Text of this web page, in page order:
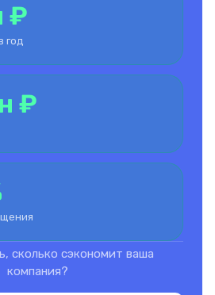
₽
год
₽
сколько сэкономит ваша
компания?